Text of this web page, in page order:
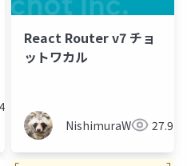
React Router v7 チョ
ットワカル
NishimuraWataru27.9K